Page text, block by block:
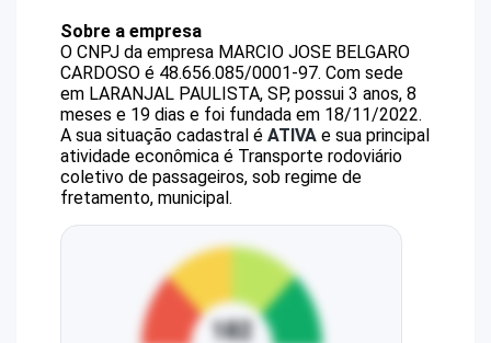
Sobre a empresa
O CNPJ da empresa MARCIO JOSE BELGARO
CARDOSO é 48.656.085/0001-97. Com sede
em LARANJAL PAULISTA, SP, possui 3 anos, 8
meses e 19 dias e foi fundada em 18/11/2022.
A sua situação cadastral é ATIVA e sua principal
atividade econômica é Transporte rodoviário
coletivo de passageiros, sob regime de
fretamento, municipal.